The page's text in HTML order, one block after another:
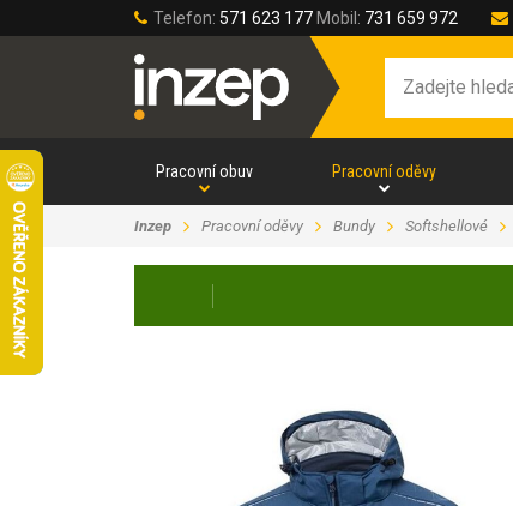
Telefon: 571 623 177 Mobil: 731 659 972
Pracovní obuv Pracovní oděvy
Inzep Pracovní oděvy Bundy Softshellové